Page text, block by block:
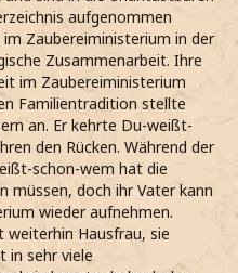
aufgenommen
Zaubereiministerium in der
Zusammenarbeit. Ihre
im Zaubereiministerium
Familientradition stellte
an. Er kehrte Du-weißt-
den Rücken. Während der
schon-wem hat die
müssen, doch ihr Vater kann
wieder aufnehmen.
weiterhin Hausfrau, sie
in sehr viele